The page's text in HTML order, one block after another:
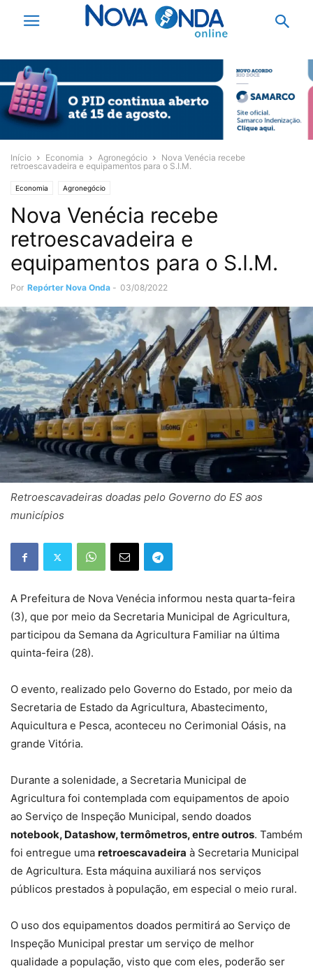
Início Economia Agronegócio
Nova Venécia recebe
retroescavadeira e equipamentos para o S.I.M.
Economia Agronegócio
Nova Venécia recebe
retroescavadeira e
equipamentos para o S.I.M.
Por Repórter Nova Onda - 03/08/2022
Retroescavadeiras doadas pelo Governo do ES aos
municípios
A Prefeitura de Nova Venécia informou nesta quarta-feira
(3), que por meio da Secretaria Municipal de Agricultura,
participou da Semana da Agricultura Familiar na última
quinta-feira (28).
O evento, realizado pelo Governo do Estado, por meio da
Secretaria de Estado da Agricultura, Abastecimento,
Aquicultura e Pesca, aconteceu no Cerimonial Oásis, na
grande Vitória.
Durante a solenidade, a Secretaria Municipal de
Agricultura foi contemplada com equipamentos de apoio
ao Serviço de Inspeção Municipal, sendo doados
notebook, Datashow, termômetros, entre outros. Também
foi entregue uma retroescavadeira à Secretaria Municipal
de Agricultura. Esta máquina auxiliará nos serviços
públicos prestados à população, em especial o meio rural.
O uso dos equipamentos doados permitirá ao Serviço de
Inspeção Municipal prestar um serviço de melhor
qualidade a população, visto que com eles, poderão ser